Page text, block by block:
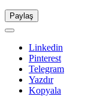
Paylaş
Linkedin
Pinterest
Telegram
Yazdır
Kopyala